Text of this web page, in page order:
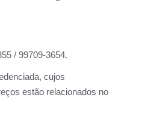
/ 99709-3654.
cujos
estão relacionados no